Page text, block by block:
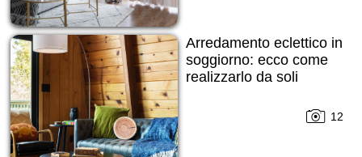
Arredamento eclettico in
soggiorno: ecco come
realizzarlo da soli
12